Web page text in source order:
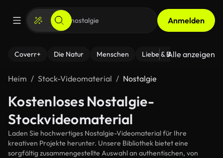
Anmelden
Coverr+ Die Natur Menschen Liebe & Beziehungen
Alle anzeigen
Heim Stock-Videomaterial Nostalgie
Kostenloses Nostalgie-
Stockvideomaterial
Laden Sie hochwertiges Nostalgie-Videomaterial für Ihre
kreativen Projekte herunter. Unsere Bibliothek bietet eine
sorgfältig zusammengestellte Auswahl an authentischen, von